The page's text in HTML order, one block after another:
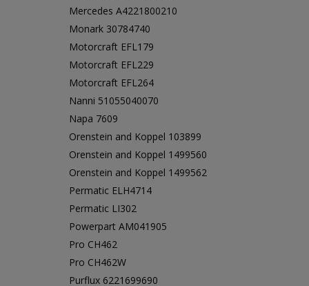
Mercedes A4221800210
Monark 30784740
Motorcraft EFL179
Motorcraft EFL229
Motorcraft EFL264
Nanni 51055040070
Napa 7609
Orenstein and Koppel 103899
Orenstein and Koppel 1499560
Orenstein and Koppel 1499562
Permatic ELH4714
Permatic LI302
Powerpart AM041905
Pro CH462
Pro CH462W
Purflux 6221699690